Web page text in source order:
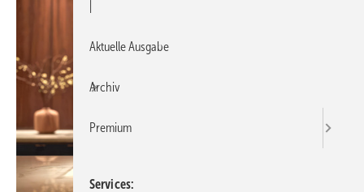
Aktuelle Ausgabe
Archiv
Premium
Services